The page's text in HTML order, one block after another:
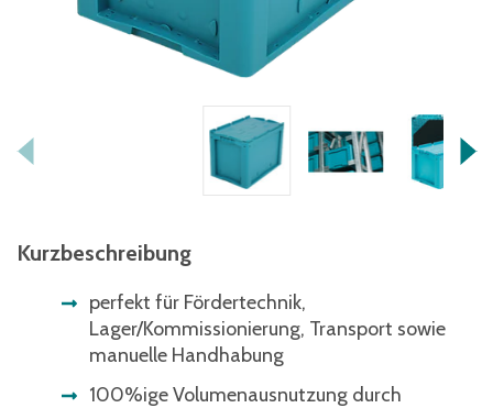
Kurzbeschreibung
perfekt für Fördertechnik,
Lager/Kommissionierung, Transport sowie
manuelle Handhabung
100%ige Volumenausnutzung durch